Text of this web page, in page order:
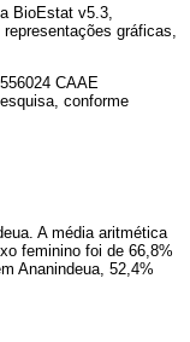
BioEstat v5.3,
gráficas,
CAAE
conforme
A média aritmética
feminino foi de 66,8%
Ananindeua, 52,4%